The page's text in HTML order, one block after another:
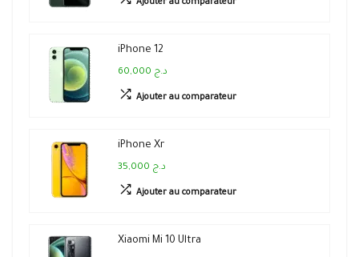
Ajouter au comparateur
iPhone 12
60,000 د.ج
Ajouter au comparateur
iPhone Xr
35,000 د.ج
Ajouter au comparateur
Xiaomi Mi 10 Ultra